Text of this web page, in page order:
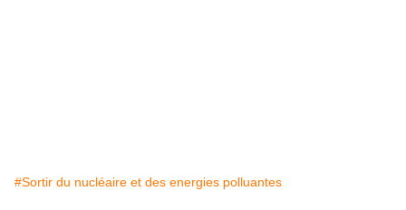
#Sortir du nucléaire et des energies polluantes